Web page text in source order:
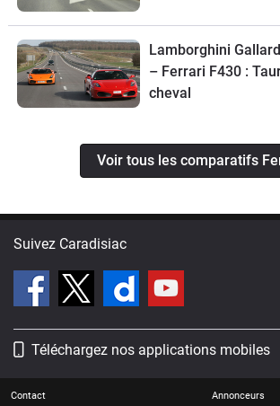
Lamborghini
– Ferrari F430 :
cheval
Voir tous les comparatifs
Suivez Caradisiac
Téléchargez nos applications mobiles
Contact Annonceurs